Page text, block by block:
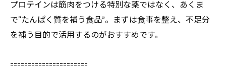
プロテインは筋肉をつける特別な薬ではなく、あくま
で“たんぱく質を補う食品”。まずは食事を整え、不足分
を補う目的で活用するのがおすすめです。
======================